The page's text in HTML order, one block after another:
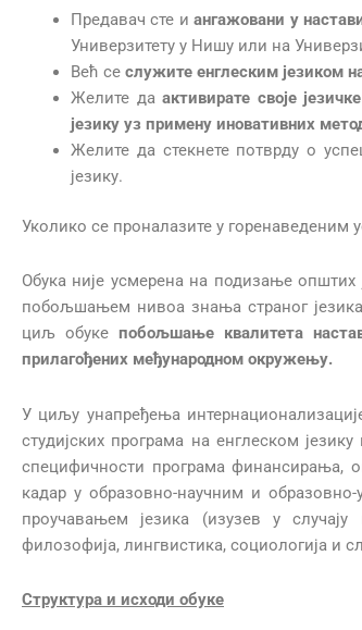
Предавач сте иангажовани у
Универзитету у Нишу или на
Већ се служите енглеским језиком
Желите да активирате своје
језику уз примену иновативних
Желите да стекнете потврду о
језику.
Уколико се проналазите у горенаведеним
Обука није усмерена на подизање општих
побољшањем нивоа знања страног
циљ обукепобољшање квалитета
прилагођених међународном окружењу.
У циљу унапређења
студијских програма на енглеском
специфичности програма финансирања,
кадар у образовно-научним и
проучавањем језика (изузев у
филозофија, лингвистика, социологија и
Структура и исходи обуке